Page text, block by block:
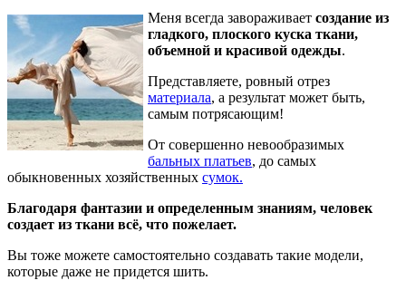
Меня всегда завораживает создание из
гладкого, плоского куска ткани,
объемной и красивой одежды.
Представляете, ровный отрез
материала, а результат может быть,
самым потрясающим!
От совершенно невообразимых
бальных платьев, до самых
обыкновенных хозяйственных сумок.
Благодаря фантазии и определенным знаниям, человек
создает из ткани всё, что пожелает.
Вы тоже можете самостоятельно создавать такие модели,
которые даже не придется шить.